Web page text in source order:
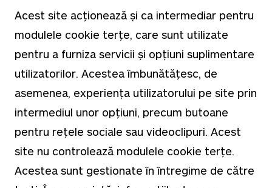
Acest site acționează și ca intermediar pentru
modulele cookie terțe, care sunt utilizate
pentru a furniza servicii și opțiuni suplimentare
utilizatorilor. Acestea îmbunătățesc, de
asemenea, experiența utilizatorului pe site prin
intermediul unor opțiuni, precum butoane
pentru rețele sociale sau videoclipuri. Acest
site nu controlează modulele cookie terțe.
Acestea sunt gestionate în întregime de către